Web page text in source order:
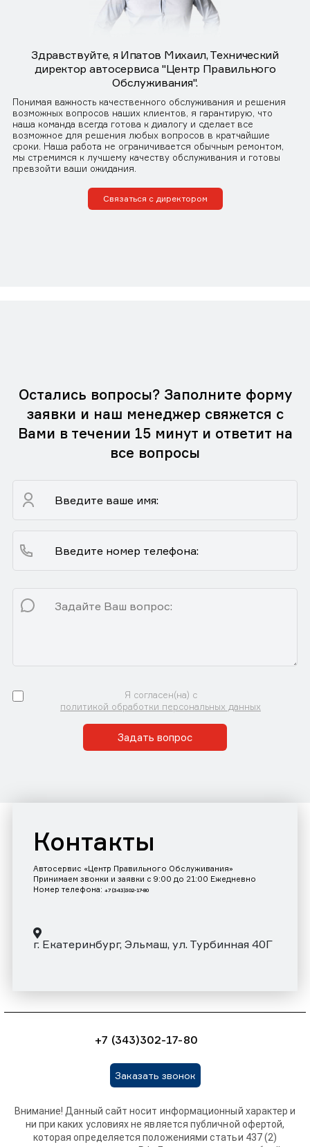
Здравствуйте, я Ипатов Михаил, Технический
директор автосервиса "Центр Правильного
Обслуживания".
Понимая важность качественного обслуживания и решения
возможных вопросов наших клиентов, я гарантирую, что
наша команда всегда готова к диалогу и сделает все
возможное для решения любых вопросов в кратчайшие
сроки. Наша работа не ограничивается обычным ремонтом,
мы стремимся к лучшему качеству обслуживания и готовы
превзойти ваши ожидания.
Связаться с директором
Остались вопросы? Заполните форму
заявки и наш менеджер свяжется с
Вами в течении 15 минут и ответит на
все вопросы
Я согласен(на) с
политикой обработки персональных данных
Задать вопрос
Контакты
Автосервис «Центр Правильного Обслуживания»
Принимаем звонки и заявки с 9:00 до 21:00 Ежедневно
Номер телефона: +7 (343)302-17-80
г. Екатеринбург, Эльмаш, ул. Турбинная 40Г
+7 (343)302-17-80
Заказать звонок
Внимание! Данный сайт носит информационный характер и
ни при каких условиях не является публичной офертой,
которая определяется положениями статьи 437 (2)